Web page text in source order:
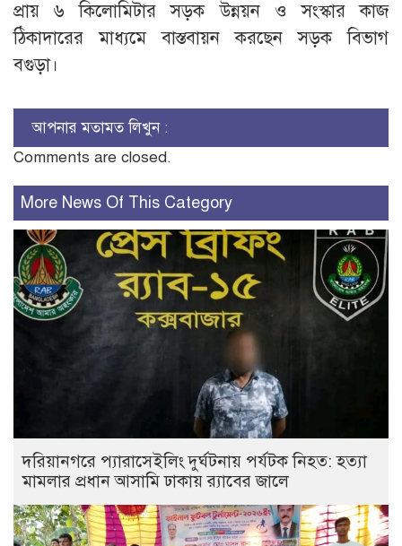
প্রায় ৬ কিলোমিটার সড়ক উন্নয়ন ও সংস্কার কাজ
ঠিকাদারের মাধ্যমে বাস্তবায়ন করছেন সড়ক বিভাগ
বগুড়া।
আপনার মতামত লিখুন :
Comments are closed.
More News Of This Category
দরিয়ানগরে প্যারাসেইলিং দুর্ঘটনায় পর্যটক নিহত: হত্যা
মামলার প্রধান আসামি ঢাকায় র‌্যাবের জালে